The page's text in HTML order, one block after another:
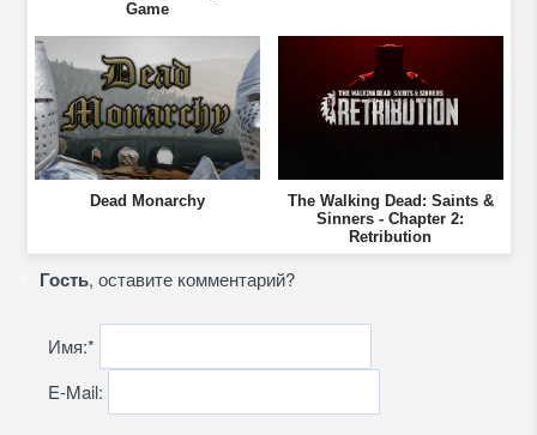
Game
Dead Monarchy
The Walking Dead: Saints &
Sinners - Chapter 2:
Retribution
Гость, оставите комментарий?
Имя:*
E-Mail: